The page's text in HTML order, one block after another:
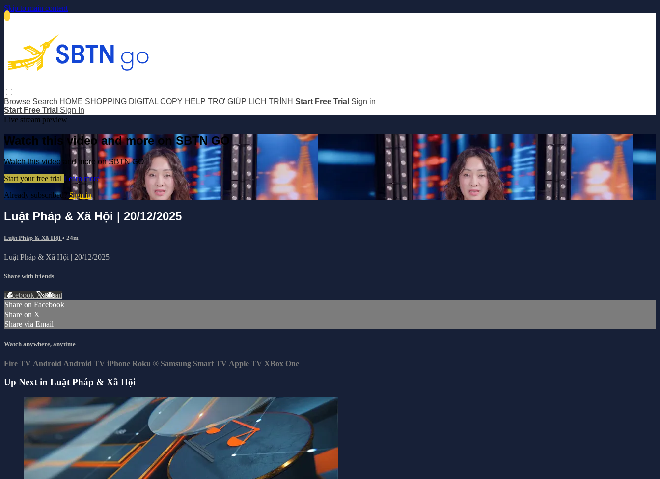
Skip to main content
Browse Search HOME SHOPPING DIGITAL COPY HELP TRỢ GIÚP LỊCH TRÌNH Start Free Trial Sign in
Start Free Trial Sign In
Live stream preview
Watch this video and more on SBTN GO
Watch this video and more on SBTN GO
Start your free trial Learn more
Already subscribed? Sign in
Luật Pháp & Xã Hội | 20/12/2025
Luật Pháp & Xã Hội • 24m
Luật Pháp & Xã Hội | 20/12/2025
Share with friends
Facebook XEmail
Share on Facebook
Share on X
Share via Email
Watch anywhere, anytime
Fire TV Android Android TV iPhone Roku ® Samsung Smart TV Apple TV XBox One
Up Next in Luật Pháp & Xã Hội